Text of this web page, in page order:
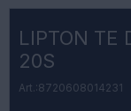
LIPTON TE
20S
8720608014231